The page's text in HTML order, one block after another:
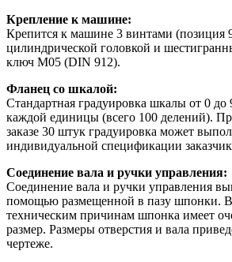
Крепление к машине:
Крепится к машине 3 винтами (позиция
цилиндрической головкой и
ключ M05 (DIN 912).
Фланец со шкалой:
Стандартная градуировка шкалы от 0 до
каждой единицы (всего 100 делений).
заказе 30 штук градуировка может
индивидуальной спецификации
Соединение вала и ручки управления:
Соединение вала и ручки управления
помощью размещенной в пазу шпонки.
техническим причинам шпонка имеет
размер. Размеры отверстия и вала
чертеже.